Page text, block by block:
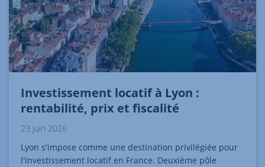
Investissement locatif à Lyon :
rentabilité, prix et fiscalité
23 Juin 2026
Lyon s'impose comme une destination privilégiée pour
l'investissement locatif en France. Deuxième pôle